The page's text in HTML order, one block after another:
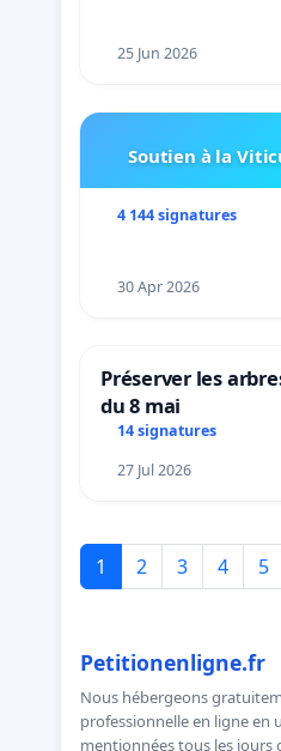
25 Jun 2026
Soutien à la
4 144 signatures
30 Apr 2026
Préserver les
du 8 mai
14 signatures
27 Jul 2026
1 2 3 4 5
Petitionenligne.fr
Nous hébergeons
professionnelle en ligne en
mentionnées tous les jours